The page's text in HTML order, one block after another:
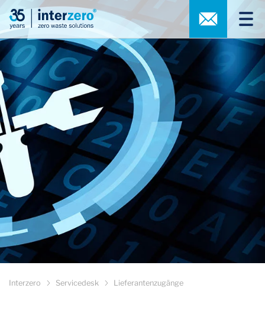
Interzero Servicedesk Lieferantenzugänge